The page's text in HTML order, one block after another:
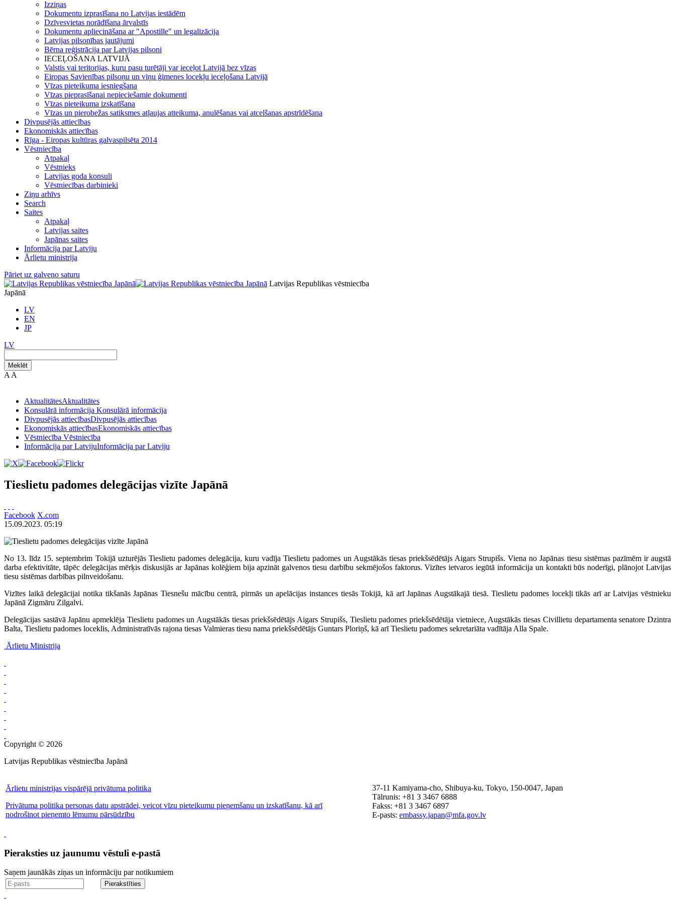
Izziņas
Dokumentu izprasīšana no Latvijas iestādēm
Dzīvesvietas norādīšana ārvalstīs
Dokumentu apliecināšana ar "Apostille" un legalizācija
Latvijas pilsonības jautājumi
Bērna reģistrācija par Latvijas pilsoni
IECEĻOŠANA LATVIJĀ
Valstis vai teritorijas, kuru pasu turētāji var ieceļot Latvijā bez vīzas
Eiropas Savienības pilsoņu un viņu ģimenes locekļu ieceļošana Latvijā
Vīzas pieteikuma iesniegšana
Vīzas pieprasīšanai nepieciešamie dokumenti
Vīzas pieteikuma izskatīšana
Vīzas un pierobežas satiksmes atļaujas atteikuma, anulēšanas vai atcelšanas apstrīdēšana
Divpusējās attiecības
Ekonomiskās attiecības
Rīga - Eiropas kultūras galvaspilsēta 2014
Vēstniecība
Atpakaļ
Vēstnieks
Latvijas goda konsuli
Vēstniecības darbinieki
Ziņu arhīvs
Search
Saites
Atpakaļ
Latvijas saites
Japānas saites
Informācija par Latviju
Ārlietu ministrija
Pāriet uz galveno saturu
Latvijas Republikas vēstniecība
Japānā
LV
EN
JP
LV
Meklēt
A A
AktualitātesAktualitātes
Konsulārā informācija Konsulārā informācija
Divpusējās attiecībasDivpusējās attiecības
Ekonomiskās attiecībasEkonomiskās attiecības
Vēstniecība Vēstniecība
Informācija par LatvijuInformācija par Latviju
Tieslietu padomes delegācijas vizīte Japānā
Facebook X.com
15.09.2023. 05:19
No 13. līdz 15. septembrim Tokijā uzturējās Tieslietu padomes delegācija, kuru vadīja Tieslietu padomes un Augstākās tiesas priekšsēdētājs Aigars Strupišs. Viena no Japānas tiesu sistēmas pazīmēm ir augstā
darba efektivitāte, tāpēc delegācijas mērķis diskusijās ar Japānas kolēģiem bija apzināt galvenos tiesu darbību sekmējošos faktorus. Vizītes ietvaros iegūtā informācija un kontakti būs noderīgi, plānojot Latvijas
tiesu sistēmas darbības pilnveidošanu.
Vizītes laikā delegācijai notika tikšanās Japānas Tiesnešu mācību centrā, pirmās un apelācijas instances tiesās Tokijā, kā arī Japānas Augstākajā tiesā. Tieslietu padomes locekļi tikās arī ar Latvijas vēstnieku
Japānā Zigmāru Zilgalvi.
Delegācijas sastāvā Japānu apmeklēja Tieslietu padomes un Augstākās tiesas priekšsēdētājs Aigars Strupišs, Tieslietu padomes priekšsēdētāja vietniece, Augstākās tiesas Civillietu departamenta senatore Dzintra
Balta, Tieslietu padomes loceklis, Administratīvās rajona tiesas Valmieras tiesu nama priekšsēdētājs Guntars Ploriņš, kā arī Tieslietu padomes sekretariāta vadītāja Alla Spale.
Ārlietu Ministrija
Copyright © 2026
Latvijas Republikas vēstniecība Japānā
Ārlietu ministrijas vispārējā privātuma politika
Privātuma politika personas datu apstrādei, veicot vīzu pieteikumu pieņemšanu un izskatīšanu, kā arī
nodrošinot pieņemto lēmumu pārsūdzību
37-11 Kamiyama-cho, Shibuya-ku, Tokyo, 150-0047, Japan
Tālrunis: +81 3 3467 6888
Fakss: +81 3 3467 6897
E-pasts: embassy.japan@mfa.gov.lv
Pieraksties uz jaunumu vēstuli e-pastā
Saņem jaunākās ziņas un informāciju par notikumiem